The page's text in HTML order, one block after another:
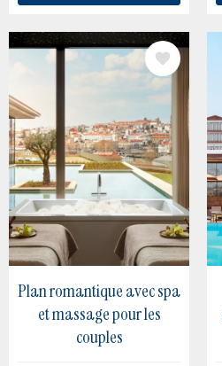
IMAGE
Plan romantique avec spa
et massage pour les
couples